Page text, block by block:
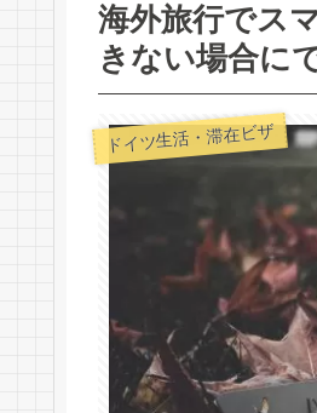
海外旅行でス
きない場合に
ドイツ生活・滞在ビザ